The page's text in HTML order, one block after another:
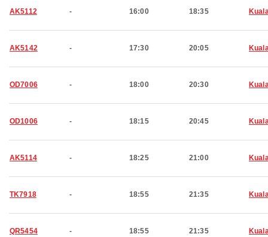
AK5112 - 16:00 18:35
AK5142 - 17:30 20:05
OD7006 - 18:00 20:30
OD1006 - 18:15 20:45
AK5114 - 18:25 21:00
TK7918 - 18:55 21:35
QR5454 - 18:55 21:35